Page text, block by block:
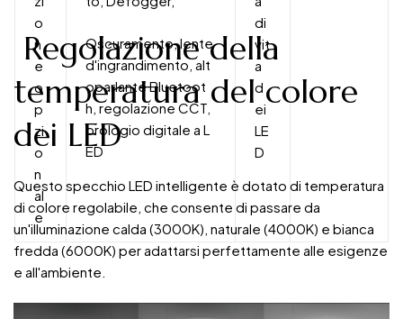
o
n
e
o
p
zi
o
n
al
e
Oscuramento, lente
d'ingrandimento, alt
oparlante Bluetoot
h, regolazione CCT,
orologio digitale a L
ED
di
vit
a
d
ei
LE
D
Regolazione della
temperatura del colore
dei LED
Questo specchio LED intelligente è dotato di temperatura
di colore regolabile, che consente di passare da
un'illuminazione calda (3000K), naturale (4000K) e bianca
fredda (6000K) per adattarsi perfettamente alle esigenze
e all'ambiente.